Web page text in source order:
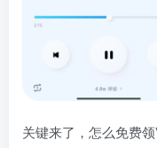
关键来了，怎么免费